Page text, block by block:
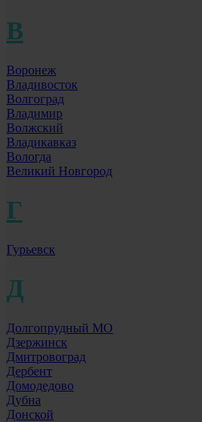
В
Воронеж
Владивосток
Волгоград
Владимир
Волжский
Владикавказ
Вологда
Великий Новгород
Г
Гурьевск
Д
Долгопрудный МО
Дзержинск
Дмитровоград
Дербент
Домодедово
Дубна
Донской